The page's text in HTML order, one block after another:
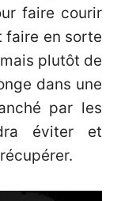
faire courir
faire en sorte
plutôt de
dans une
par les
éviter et